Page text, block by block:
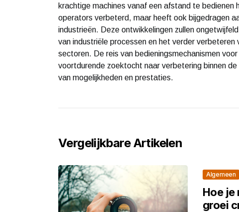
krachtige machines vanaf een afstand te
operators verbeterd, maar heeft ook bijgedragen
industrieën. Deze ontwikkelingen zullen
van industriële processen en het verder
sectoren. De reis van bedieningsmechanismen
voortdurende zoektocht naar verbetering binnen
van mogelijkheden en prestaties.
Vergelijkbare Artikelen
Algemeen
Hoe je
groei